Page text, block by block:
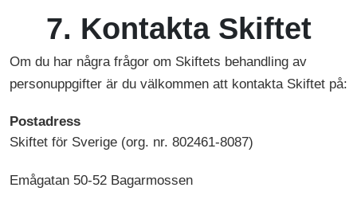
7. Kontakta Skiftet
Om du har några frågor om Skiftets behandling av
personuppgifter är du välkommen att kontakta Skiftet på:
Postadress
Skiftet för Sverige (org. nr. 802461-8087)
Emågatan 50-52 Bagarmossen